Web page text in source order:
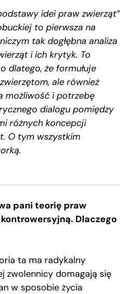
idei praw zwierząt”
to pierwsza na
tak dogłębna analiza
i ich krytyk. To
dlatego, że formułuje
ale również
możliwość i potrzebę
dialogu pomiędzy
różnych koncepcji
O tym wszystkim
pani teorię praw
Dlaczego
ta ma radykalny
zwolennicy domagają się
w sposobie życia